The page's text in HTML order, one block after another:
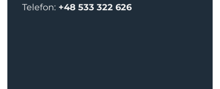
Telefon: +48 533 322 626